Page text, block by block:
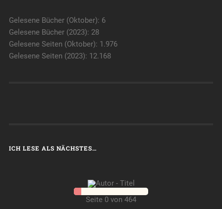
Gelesene Bücher (Oktober): 6
Gelesene Bücher (2023): 28
Gelesene Seiten (Oktober): 1.976
Gelesene Seiten (2023): 12.168
ICH LESE ALS NÄCHSTES…
Seite 0 von 464